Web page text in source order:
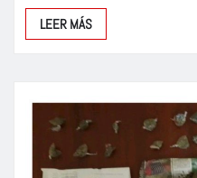
LEER MÁS